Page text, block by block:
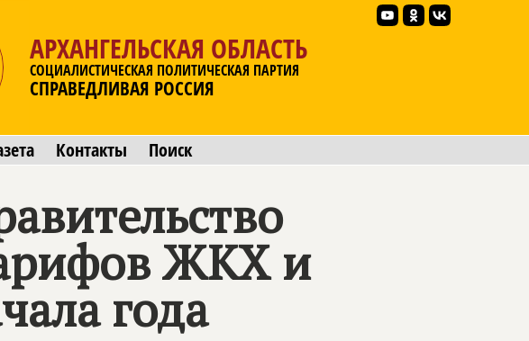
АРХАНГЕЛЬСКАЯ ОБЛАСТЬ
СОЦИАЛИСТИЧЕСКАЯ ПОЛИТИЧЕСКАЯ ПАРТИЯ
СПРАВЕДЛИВАЯ РОССИЯ
Контакты Поиск
ЖКХ и
года